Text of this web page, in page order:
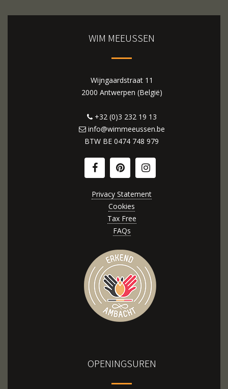
WIM MEEUSSEN
Wijngaardstraat 11
2000 Antwerpen (België)
+32 (0)3 232 19 13
info@wimmeeussen.be
BTW BE 0474 748 979
Privacy Statement
Cookies
Tax Free
FAQs
OPENINGSUREN